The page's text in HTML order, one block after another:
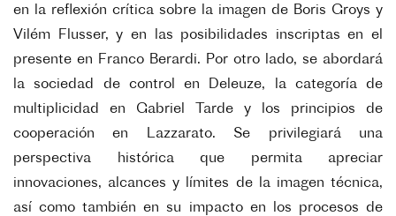
en la reflexión crítica sobre la imagen de Boris Groys y
Vilém Flusser, y en las posibilidades inscriptas en el
presente en Franco Berardi. Por otro lado, se abordará
la sociedad de control en Deleuze, la categoría de
multiplicidad en Gabriel Tarde y los principios de
cooperación en Lazzarato. Se privilegiará una
perspectiva histórica que permita apreciar
innovaciones, alcances y límites de la imagen técnica,
así como también en su impacto en los procesos de